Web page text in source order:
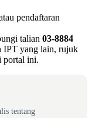
pendaftaran
talian 03-8884
IPT yang lain, rujuk
portal ini.
tentang